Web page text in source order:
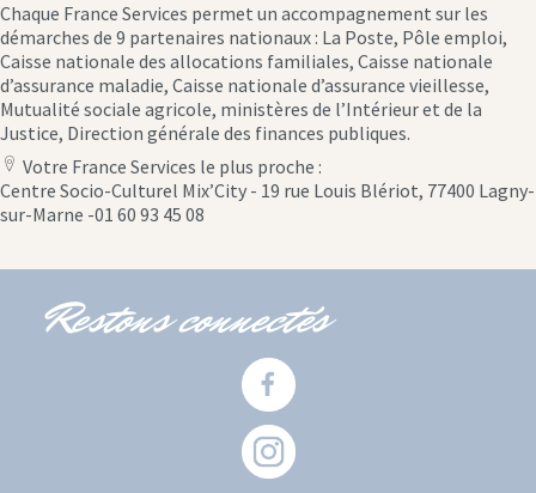
Chaque France Services permet un accompagnement sur les
démarches de 9 partenaires nationaux : La Poste, Pôle emploi,
Caisse nationale des allocations familiales, Caisse nationale
d’assurance maladie, Caisse nationale d’assurance vieillesse,
Mutualité sociale agricole, ministères de l’Intérieur et de la
Justice, Direction générale des finances publiques.
location
icon
Votre France Services le plus proche :
Centre Socio-Culturel Mix’City - 19 rue Louis Blériot, 77400 Lagny-
sur-Marne -01 60 93 45 08
Restons connectés